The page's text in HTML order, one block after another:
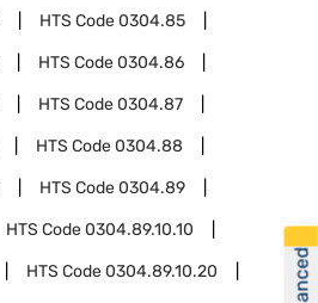
HTS Code0304.85
HTS Code0304.86
HTS Code0304.87
HTS Code0304.88
HTS Code0304.89
HTS Code0304.89.10.10
HTS Code0304.89.10.20